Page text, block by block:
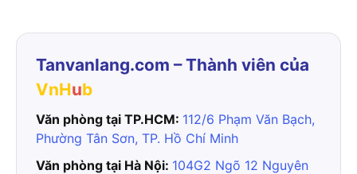
Tanvanlang.com – Thành viên của
VnHub
Văn phòng tại TP.HCM: 112/6 Phạm Văn Bạch,
Phường Tân Sơn, TP. Hồ Chí Minh
Văn phòng tại Hà Nội: 104G2 Ngõ 12 Nguyên